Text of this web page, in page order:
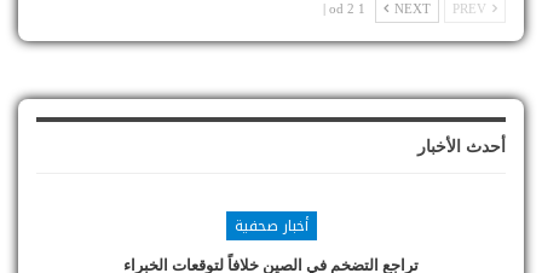
NEXT
1 od 2 |
أحدث الأخبار
أخبار صحفية
تراجع التضخم في الصين خلافاً لتوقعات الخبراء